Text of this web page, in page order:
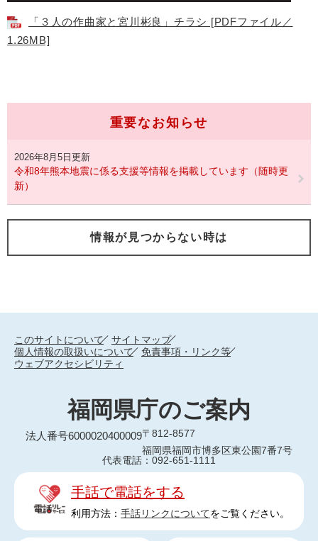
「３人の作曲家と宮川彬良」チラシ [PDFファイル／
1.26MB]
重要なお知らせ
2026年8月5日更新
令和8年熊本地震に係る支援等情報を掲載しています（随時更
新）
情報が見つからない時は
このサイトについて
サイトマップ
個人情報の取扱いについて
免責事項・リンク等
ウェブアクセシビリティ
福岡県庁のご案内
法人番号6000020400009〒812-8577
福岡県福岡市博多区東公園7番7号
代表電話：092-651-1111
手話で電話をする
利用方法： 手話リンクについてをご覧ください。